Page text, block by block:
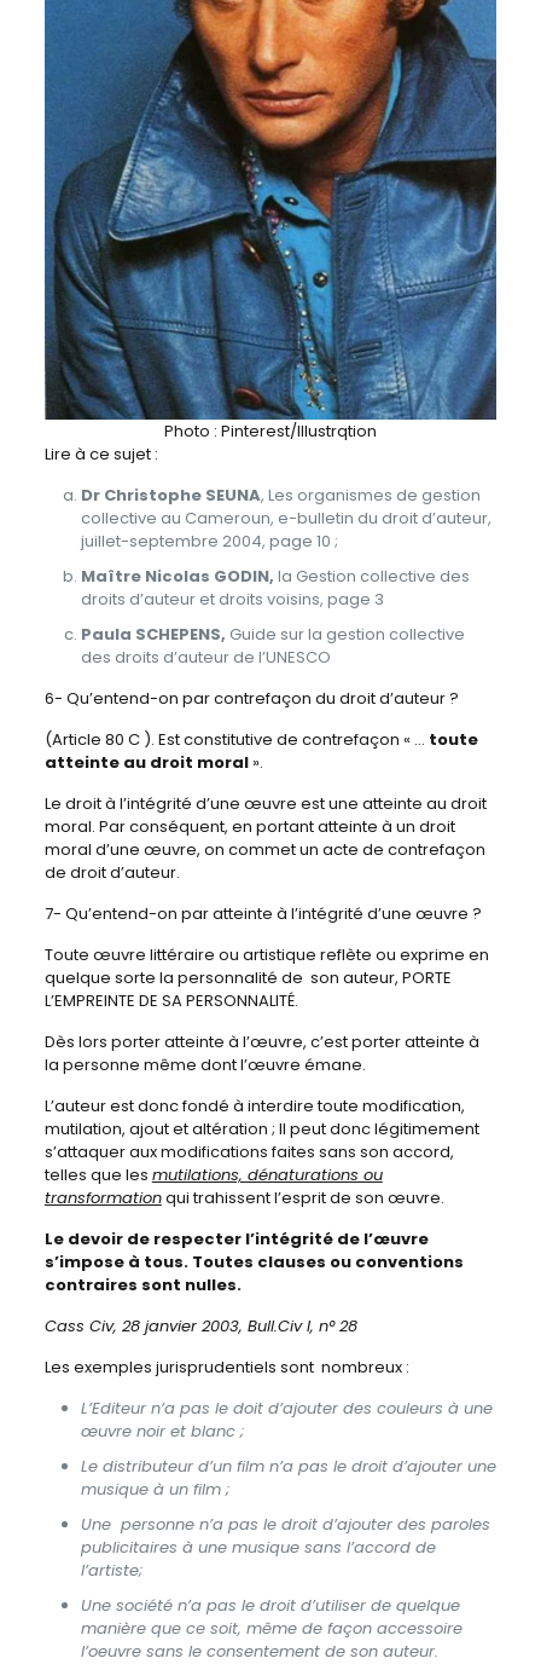
Photo : Pinterest/Illustrqtion
Lire à ce sujet :
Dr Christophe SEUNA, Les organismes de gestion
collective au Cameroun, e-bulletin du droit d’auteur,
juillet-septembre 2004, page 10 ;
Maître Nicolas GODIN, la Gestion collective des
droits d’auteur et droits voisins, page 3
Paula SCHEPENS, Guide sur la gestion collective
des droits d’auteur de l’UNESCO
6- Qu’entend-on par contrefaçon du droit d’auteur ?
(Article 80 C ). Est constitutive de contrefaçon « … toute
atteinte au droit moral ».
Le droit à l’intégrité d’une œuvre est une atteinte au droit
moral. Par conséquent, en portant atteinte à un droit
moral d’une œuvre, on commet un acte de contrefaçon
de droit d’auteur.
7- Qu’entend-on par atteinte à l’intégrité d’une œuvre ?
Toute œuvre littéraire ou artistique reflète ou exprime en
quelque sorte la personnalité de son auteur, PORTE
L’EMPREINTE DE SA PERSONNALITÉ.
Dès lors porter atteinte à l’œuvre, c’est porter atteinte à
la personne même dont l’œuvre émane.
L’auteur est donc fondé à interdire toute modification,
mutilation, ajout et altération ; Il peut donc légitimement
s’attaquer aux modifications faites sans son accord,
telles que les mutilations, dénaturations ou
transformationqui trahissent l’esprit de son œuvre.
Le devoir de respecter l’intégrité de l’œuvre
s’impose à tous. Toutes clauses ou conventions
contraires sont nulles.
Cass Civ, 28 janvier 2003, Bull.Civ I, n° 28
Les exemples jurisprudentiels sont nombreux :
L’Editeur n’a pas le doit d’ajouter des couleurs à une
œuvre noir et blanc ;
Le distributeur d’un film n’a pas le droit d’ajouter une
musique à un film ;
Une personne n’a pas le droit d’ajouter des paroles
publicitaires à une musique sans l’accord de
l’artiste;
Une société n’a pas le droit d’utiliser de quelque
manière que ce soit, même de façon accessoire
l’oeuvre sans le consentement de son auteur.